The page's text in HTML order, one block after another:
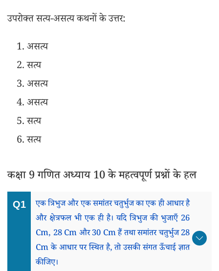
उपरोक्त सत्य-असत्य कथनों के उत्तर:
असत्य
सत्य
असत्य
असत्य
सत्य
सत्य
कक्षा 9 गणित अध्याय 10 के महत्वपूर्ण प्रश्नों के हल
एक त्रिभुज और एक समांतर चतुर्भुज का एक ही आधार है
और क्षेत्रफल भी एक ही है। यदि त्रिभुज की भुजाएँ 26
Cm, 28 Cm और 30 Cm हैं तथा समांतर चतुर्भुज 28
Cm के आधार पर स्थित है, तो उसकी संगत ऊँचाई ज्ञात
कीजिए।